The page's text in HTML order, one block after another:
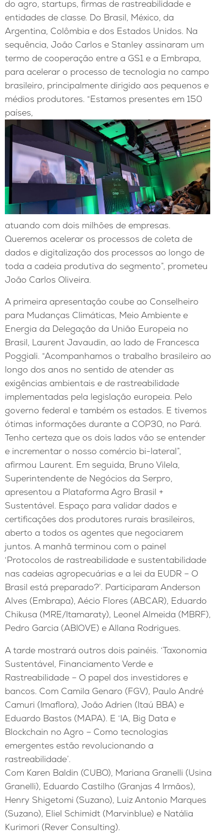
do agro, startups, firmas de rastreabilidade e
entidades de classe. Do Brasil, México, da
Argentina, Colômbia e dos Estados Unidos. Na
sequência, João Carlos e Stanley assinaram um
termo de cooperação entre a GS1 e a Embrapa,
para acelerar o processo de tecnologia no campo
brasileiro, principalmente dirigido aos pequenos e
médios produtores. “Estamos presentes em 150
países,
atuando com dois milhões de empresas.
Queremos acelerar os processos de coleta de
dados e digitalização dos processos ao longo de
toda a cadeia produtiva do segmento”, prometeu
João Carlos Oliveira.
A primeira apresentação coube ao Conselheiro
para Mudanças Climáticas, Meio Ambiente e
Energia da Delegação da União Europeia no
Brasil, Laurent Javaudin, ao lado de Francesca
Poggiali. “Acompanhamos o trabalho brasileiro ao
longo dos anos no sentido de atender as
exigências ambientais e de rastreabilidade
implementadas pela legislação europeia. Pelo
governo federal e também os estados. E tivemos
ótimas informações durante a COP30, no Pará.
Tenho certeza que os dois lados vão se entender
e incrementar o nosso comércio bi-lateral”,
afirmou Laurent. Em seguida, Bruno Vilela,
Superintendente de Negócios da Serpro,
apresentou a Plataforma Agro Brasil +
Sustentável. Espaço para validar dados e
certificações dos produtores rurais brasileiros,
aberto a todos os agentes que negociarem
juntos. A manhã terminou com o painel
‘Protocolos de rastreabilidade e sustentabilidade
nas cadeias agropecuárias e a lei da EUDR – O
Brasil está preparado?’. Participaram Anderson
Alves (Embrapa), Aécio Flores (ABCAR), Eduardo
Chikusa (MRE/Itamaraty), Leonel Almeida (MBRF),
Pedro Garcia (ABIOVE) e Allana Rodrigues.
A tarde mostrará outros dois painéis. ‘Taxonomia
Sustentável, Financiamento Verde e
Rastreabilidade – O papel dos investidores e
bancos. Com Camila Genaro (FGV), Paulo André
Camuri (Imaflora), João Adrien (Itaú BBA) e
Eduardo Bastos (MAPA). E ‘IA, Big Data e
Blockchain no Agro – Como tecnologias
emergentes estão revolucionando a
rastreabilidade’.
Com Karen Baldin (CUBO), Mariana Granelli (Usina
Granelli), Eduardo Castilho (Granjas 4 Irmãos),
Henry Shigetomi (Suzano), Luiz Antonio Marques
(Suzano), Eliel Schimidt (Marvinblue) e Natália
Kurimori (Rever Consulting).